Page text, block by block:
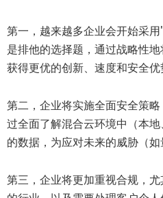
第一，越来越多企业会开始采
是排他的选择题，通过战略性
获得更优的创新、速度和安全优
第二，企业将实施全面安全策
过全面了解混合云环境中（本地
的数据，为应对未来的威胁（
第三，企业将更加重视合规，